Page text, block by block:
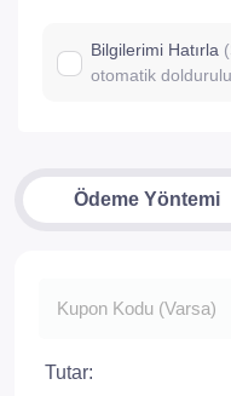
Bilgilerimi Hatırla
otomatik
Ödeme Yöntemi
Tutar: